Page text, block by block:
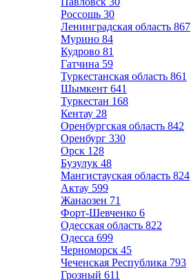
Россошь 30
Ленинградская область 867
Мурино 84
Кудрово 81
Гатчина 59
Туркестанская область 861
Шымкент 641
Туркестан 168
Кентау 28
Оренбургская область 842
Оренбург 330
Орск 128
Бузулук 48
Мангистауская область 824
Актау 599
Жанаозен 71
Форт-Шевченко 6
Одесская область 822
Одесса 699
Черноморск 45
Чеченская Республика 793
Грозный 611